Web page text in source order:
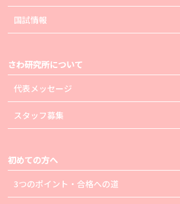
国試情報
さわ研究所について
代表メッセージ
スタッフ募集
初めての方へ
3つのポイント・合格への道